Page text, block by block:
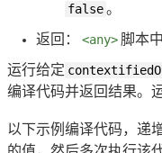
false。
返回： <any> 脚本
运行给定
编译代码并返回结果。
以下示例编译代码，递